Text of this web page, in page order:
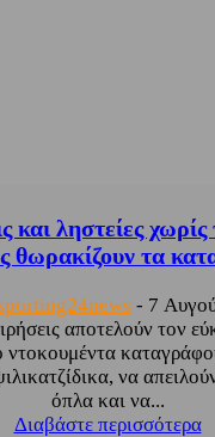
και ληστείες
θωρακίζουν τα
- 7
αποτελούν τον
ντοκουμέντα
να
όπλα και να...
Διαβάστε περισσότερα